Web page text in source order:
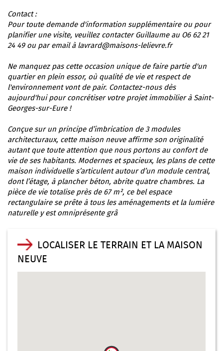
Contact :
Pour toute demande d'information supplémentaire ou pour
planifier une visite, veuillez contacter Guillaume au O6 62 21
24 49 ou par email à lavrard@maisons-lelievre.fr
Ne manquez pas cette occasion unique de faire partie d'un
quartier en plein essor, où qualité de vie et respect de
l'environnement vont de pair. Contactez-nous dès
aujourd'hui pour concrétiser votre projet immobilier à Saint-
Georges-sur-Eure !
Conçue sur un principe d’imbrication de 3 modules
architecturaux, cette maison neuve affirme son originalité
autant que toute attention que nous portons au confort de
vie de ses habitants. Modernes et spacieux, les plans de cette
maison individuelle s’articulent autour d’un module central,
dont l’étage, à plancher béton, abrite quatre chambres. La
pièce de vie totalise près de 67 m², ce bel espace
rectangulaire se prête à tous les aménagements et la lumière
naturelle y est omniprésente grâ
LOCALISER LE TERRAIN ET LA MAISON
NEUVE